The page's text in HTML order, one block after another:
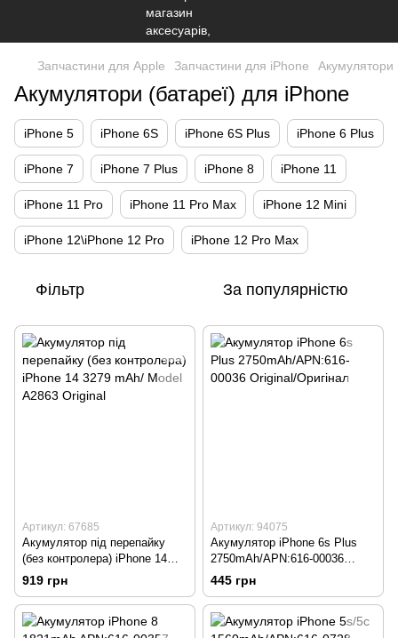
Запчастини для Apple Запчастини для iPhone Акумулятори
Акумулятори (батареї) для iPhone
iPhone 5 iPhone 6S iPhone 6S Plus iPhone 6 Plus
iPhone 7 iPhone 7 Plus iPhone 8 iPhone 11
iPhone 11 Pro iPhone 11 Pro Max iPhone 12 Mini
iPhone 12\iPhone 12 Pro iPhone 12 Pro Max
Фільтр За популярністю
Артикул: 67685
Акумулятор під перепайку
(без контролера) iPhone 14
3279 mAh/ Model A2863
Original
919 грн
Артикул: 94075
Акумулятор iPhone 6s Plus
2750mAh/APN:616-00036
Original/Оригінал
445 грн